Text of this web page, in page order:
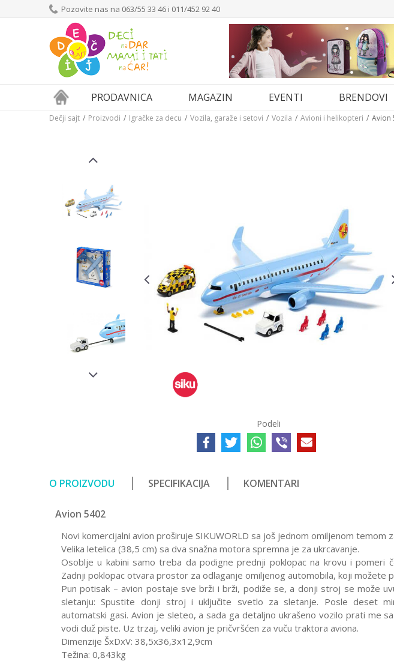
Pozovite nas na 063/55 33 46 i 011/452 92 40
PRODAVNICA MAGAZIN EVENTI BRENDOVI
Dečji sajt Proizvodi Igračke za decu Vozila, garaže i setovi Vozila Avioni i helikopteri Avion
Podeli
O PROIZVODU SPECIFIKACIJA KOMENTARI
Avion 5402
Novi komercijalni avion proširuje SIKUWORLD sa još jednom omiljenom temom
Velika letelica (38,5 cm) sa dva snažna motora spremna je za ukrcavanje.
Osoblje u kabini samo treba da podigne prednji poklopac na krovu i pomeri
Zadnji poklopac otvara prostor za odlaganje omiljenog automobila, koji možete
Pun potisak – avion postaje sve brži i brži, podiže se, a donji stroj se može
sletanju: Spustite donji stroj i uključite svetlo za sletanje. Posle deset
automatski gasi. Avion je sleteo, a sada ga detaljno ukrašeno vozilo prati me
vodi duž piste. Uz trzaj, veliki avion je pričvršćen za vuču traktora aviona.
Dimenzije ŠxDxV: 38,5x36,3x12,9cm
Težina: 0,843kg